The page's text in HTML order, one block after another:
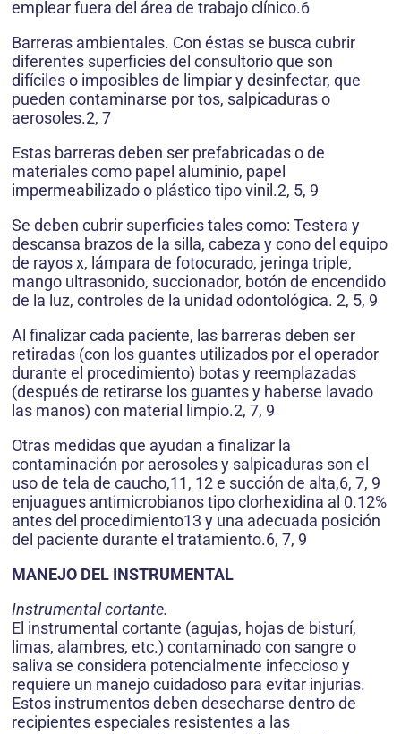
emplear fuera del área de trabajo clínico.6
Barreras ambientales. Con éstas se busca cubrir
diferentes superficies del consultorio que son
difíciles o imposibles de limpiar y desinfectar, que
pueden contaminarse por tos, salpicaduras o
aerosoles.2, 7
Estas barreras deben ser prefabricadas o de
materiales como papel aluminio, papel
impermeabilizado o plástico tipo vinil.2, 5, 9
Se deben cubrir superficies tales como: Testera y
descansa brazos de la silla, cabeza y cono del equipo
de rayos x, lámpara de fotocurado, jeringa triple,
mango ultrasonido, succionador, botón de encendido
de la luz, controles de la unidad odontológica. 2, 5, 9
Al finalizar cada paciente, las barreras deben ser
retiradas (con los guantes utilizados por el operador
durante el procedimiento) botas y reemplazadas
(después de retirarse los guantes y haberse lavado
las manos) con material limpio.2, 7, 9
Otras medidas que ayudan a finalizar la
contaminación por aerosoles y salpicaduras son el
uso de tela de caucho,11, 12 e succión de alta,6, 7, 9
enjuagues antimicrobianos tipo clorhexidina al 0.12%
antes del procedimiento13 y una adecuada posición
del paciente durante el tratamiento.6, 7, 9
MANEJO DEL INSTRUMENTAL
Instrumental cortante.
El instrumental cortante (agujas, hojas de bisturí,
limas, alambres, etc.) contaminado con sangre o
saliva se considera potencialmente infeccioso y
requiere un manejo cuidadoso para evitar injurias.
Estos instrumentos deben desecharse dentro de
recipientes especiales resistentes a las